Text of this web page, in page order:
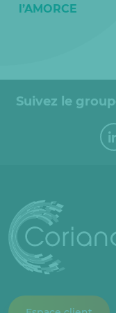
l’AMORCE
Suivez le